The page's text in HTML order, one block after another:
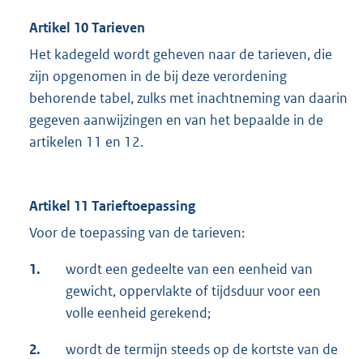
Artikel 10 Tarieven
Het kadegeld wordt geheven naar de tarieven, die
zijn opgenomen in de bij deze verordening
behorende tabel, zulks met inachtneming van daarin
gegeven aanwijzingen en van het bepaalde in de
artikelen 11 en 12.
Artikel 11 Tarieftoepassing
Voor de toepassing van de tarieven:
1.
wordt een gedeelte van een eenheid van
gewicht, oppervlakte of tijdsduur voor een
volle eenheid gerekend;
2.
wordt de termijn steeds op de kortste van de